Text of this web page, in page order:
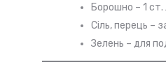
Борошно – 1
Сіль, перець –
Зелень – для